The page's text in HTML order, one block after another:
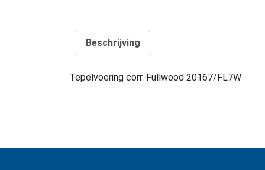
Beschrijving
Tepelvoering corr. Fullwood 20167/FL7W